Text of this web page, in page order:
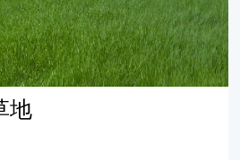
地